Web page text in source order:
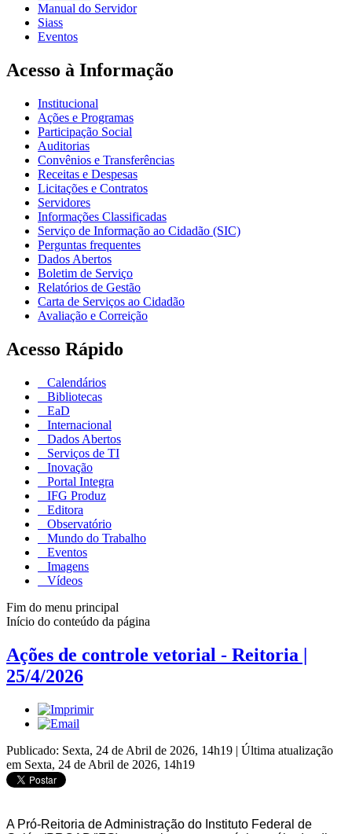
Manual do Servidor
Siass
Eventos
Acesso à Informação
Institucional
Ações e Programas
Participação Social
Auditorias
Convênios e Transferências
Receitas e Despesas
Licitações e Contratos
Servidores
Informações Classificadas
Serviço de Informação ao Cidadão (SIC)
Perguntas frequentes
Dados Abertos
Boletim de Serviço
Relatórios de Gestão
Carta de Serviços ao Cidadão
Avaliação e Correição
Acesso Rápido
Calendários
Bibliotecas
EaD
Internacional
Dados Abertos
Serviços de TI
Inovação
Portal Integra
IFG Produz
Editora
Observatório
Mundo do Trabalho
Eventos
Imagens
Vídeos
Fim do menu principal
Início do conteúdo da página
Ações de controle vetorial - Reitoria |
25/4/2026
Publicado: Sexta, 24 de Abril de 2026, 14h19 | Última atualização
em Sexta, 24 de Abril de 2026, 14h19
A Pró-Reitoria de Administração do Instituto Federal de